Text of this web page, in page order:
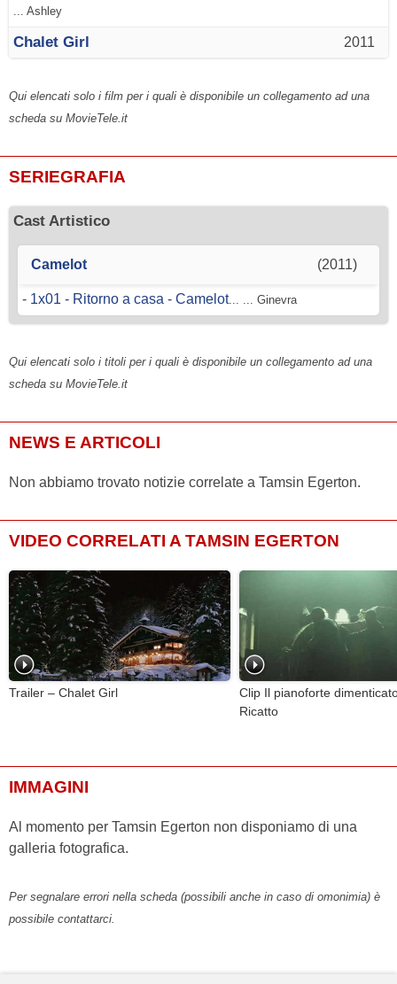
... Ashley
2011
Chalet Girl
Qui elencati solo i film per i quali è disponibile un collegamento ad una
scheda su MovieTele.it
SERIEGRAFIA
Cast Artistico
Camelot (2011)
- 1x01 - Ritorno a casa - Camelot... ... Ginevra
Qui elencati solo i titoli per i quali è disponibile un collegamento ad una
scheda su MovieTele.it
NEWS E ARTICOLI
Non abbiamo trovato notizie correlate a Tamsin Egerton.
VIDEO CORRELATI A TAMSIN EGERTON
Trailer – Chalet Girl
Clip Il pianoforte
Ricatto
IMMAGINI
Al momento per Tamsin Egerton non disponiamo di una
galleria fotografica.
Per segnalare errori nella scheda (possibili anche in caso di omonimia) è
possibile contattarci.